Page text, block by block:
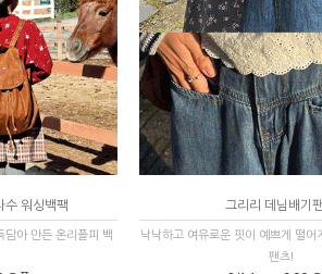
워싱백팩
담아 만든 온리플피 백
그리리 데님배기
낙낙하고 여유로운 핏이 예쁘게 떨어
팬츠!